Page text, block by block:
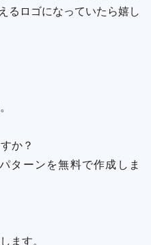
るロゴになっていたら嬉し
か？
ターンを無料で作成しま
ます。